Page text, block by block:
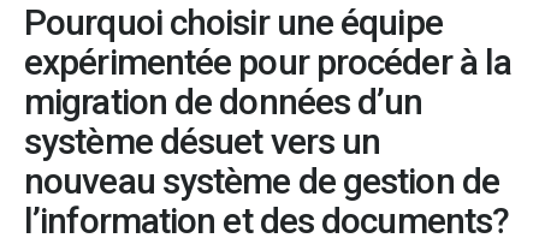
Pourquoi choisir une équipe
expérimentée pour procéder à la
migration de données d’un
système désuet vers un
nouveau système de gestion de
l’information et des documents?